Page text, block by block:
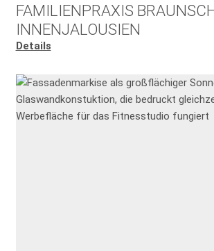
FAMILIENPRAXIS
INNENJALOUSIEN
Details